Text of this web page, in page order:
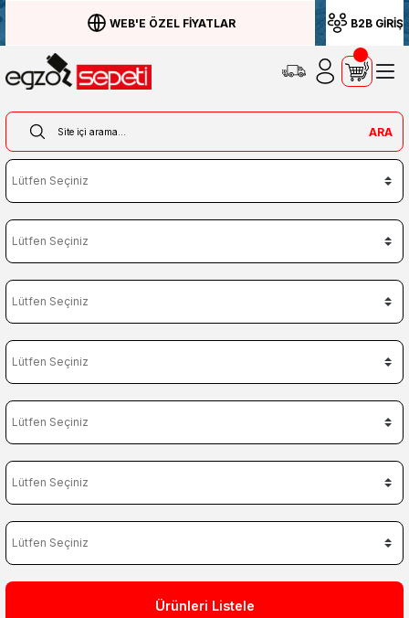
WEB'E ÖZEL FİYATLAR B2B GİRİŞ
ARA
Ürünleri Listele